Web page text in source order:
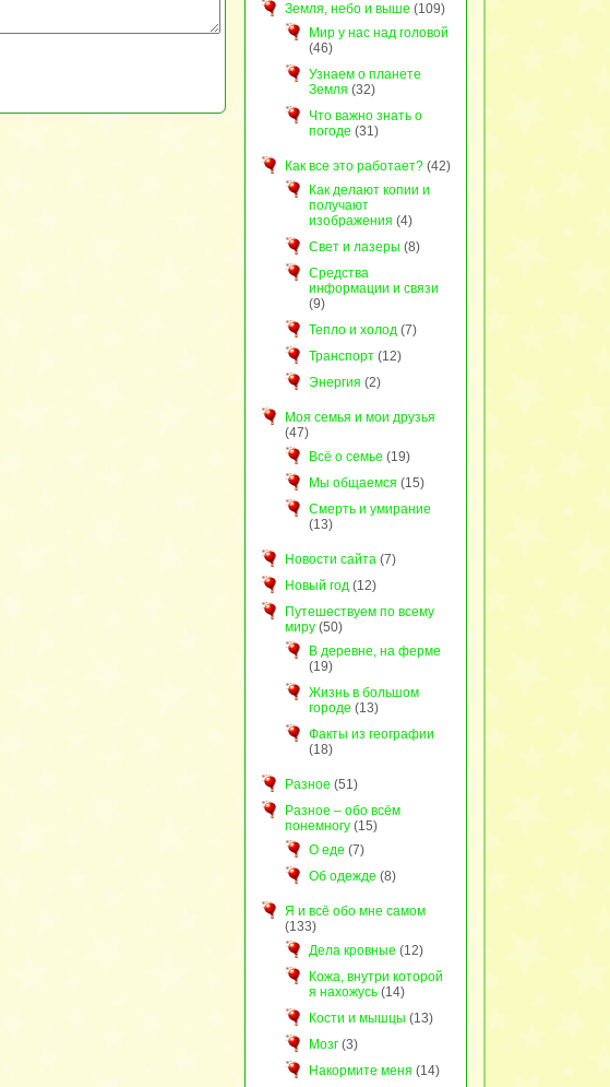
Земля, небо и выше (109)
Мир у нас над головой
(46)
Узнаем о планете
Земля (32)
Что важно знать о
погоде (31)
Как все это работает?(42)
Как делают копии и
получают
изображения (4)
Свет и лазеры (8)
Средства
информации и связи
(9)
Тепло и холод(7)
Транспорт(12)
Энергия (2)
Моя семья и мои друзья
(47)
Всё о семье (19)
Мы общаемся (15)
Смерть и умирание
(13)
Новости сайта(7)
Новый год(12)
Путешествуем по всему
миру(50)
В деревне, на ферме
(19)
Жизнь в большом
городе (13)
Факты из географии
(18)
Разное (51)
Разное – обо всём
понемногу(15)
О еде (7)
Об одежде (8)
Я и всё обо мне самом
(133)
Дела кровные (12)
Кожа, внутри которой
я нахожусь(14)
Кости и мышцы (13)
Мозг(3)
Накормите меня (14)